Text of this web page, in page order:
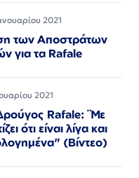
2021
των Αποστράτων
για τα Rafale
2021
Rafale: ¨Με
ότι είναι λίγα και
(Βίντεο)